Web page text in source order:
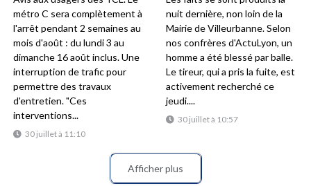
30 juillet à 11:10
métro C sera complètement à
l'arrêt pendant 2 semaines au
mois d'août : du lundi 3 au
dimanche 16 août inclus. Une
interruption de trafic pour
permettre des travaux
d'entretien. "Ces
interventions...
30 juillet à 10:57
nuit dernière, non loin de la
Mairie de Villeurbanne. Selon
nos confrères d'ActuLyon, un
homme a été blessé par balle.
Le tireur, qui a pris la fuite, est
activement recherché ce
jeudi....
Afficher plus